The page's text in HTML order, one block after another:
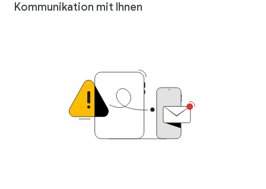
Kommunikation mit Ihnen